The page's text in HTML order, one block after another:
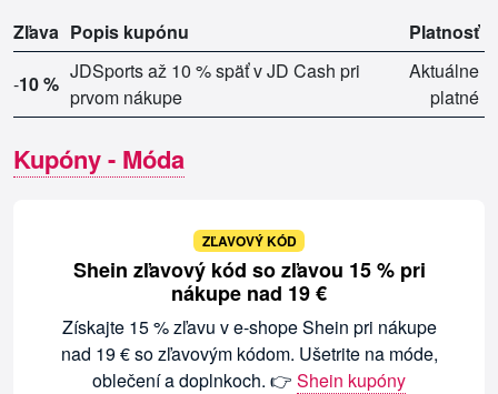
Zľava Popis kupónu Platnosť
-10 %
JDSports až 10 % späť v JD Cash pri
prvom nákupe
Aktuálne
platné
Kupóny - Móda
ZĽAVOVÝ KÓD
Shein zľavový kód so zľavou 15 % pri
nákupe nad 19 €
Získajte 15 % zľavu v e-shope Shein pri nákupe
nad 19 € so zľavovým kódom. Ušetrite na móde,
oblečení a doplnkoch. 👉 Shein kupóny